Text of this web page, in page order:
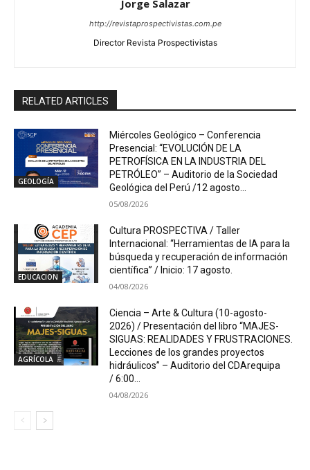
Jorge Salazar
http://revistaprospectivistas.com.pe
Director Revista Prospectivistas
RELATED ARTICLES
GEOLOGÍA
Miércoles Geológico – Conferencia
Presencial: “EVOLUCIÓN DE LA
PETROFÍSICA EN LA INDUSTRIA DEL
PETRÓLEO” – Auditorio de la Sociedad
Geológica del Perú /12 agosto...
05/08/2026
EDUCACION
Cultura PROSPECTIVA / Taller
Internacional: “Herramientas de IA para la
búsqueda y recuperación de información
científica” / Inicio: 17 agosto.
04/08/2026
AGRÍCOLA
Ciencia – Arte & Cultura (10-agosto-
2026) / Presentación del libro “MAJES-
SIGUAS: REALIDADES Y FRUSTRACIONES.
Lecciones de los grandes proyectos
hidráulicos” – Auditorio del CDArequipa
/ 6:00...
04/08/2026